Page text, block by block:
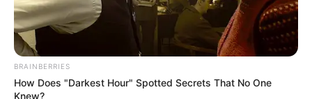
BRAINBERRIES
How Does "Darkest Hour" Spotted Secrets That No One
Knew?